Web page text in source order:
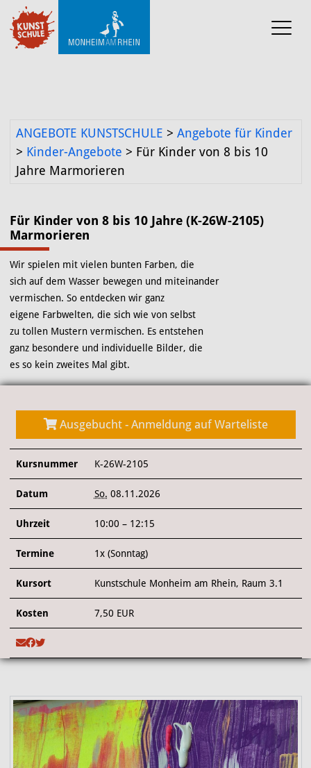
Projekte und
Kooperationen
KUNST-WERKSTATT TURMSTRASSE
KUNST-VERMITTLUNG
ÜBER UNS
ANGEBOTE KUNSTSCHULE > Angebote für Kinder
> Kinder-Angebote > Für Kinder von 8 bis 10
Jahre Marmorieren
Für Kinder von 8 bis 10 Jahre (K-26W-2105)
Marmorieren
Wir spielen mit vielen bunten Farben, die
sich auf dem Wasser bewegen und miteinander
vermischen. So entdecken wir ganz
eigene Farbwelten, die sich wie von selbst
zu tollen Mustern vermischen. Es entstehen
ganz besondere und individuelle Bilder, die
es so kein zweites Mal gibt.
Ausgebucht - Anmeldung auf Warteliste
Kursnummer K-26W-2105
Datum So. 08.11.2026
Uhrzeit 10:00 – 12:15
Termine 1x (Sonntag)
Kursort Kunstschule Monheim am Rhein, Raum 3.1
Kosten 7,50 EUR